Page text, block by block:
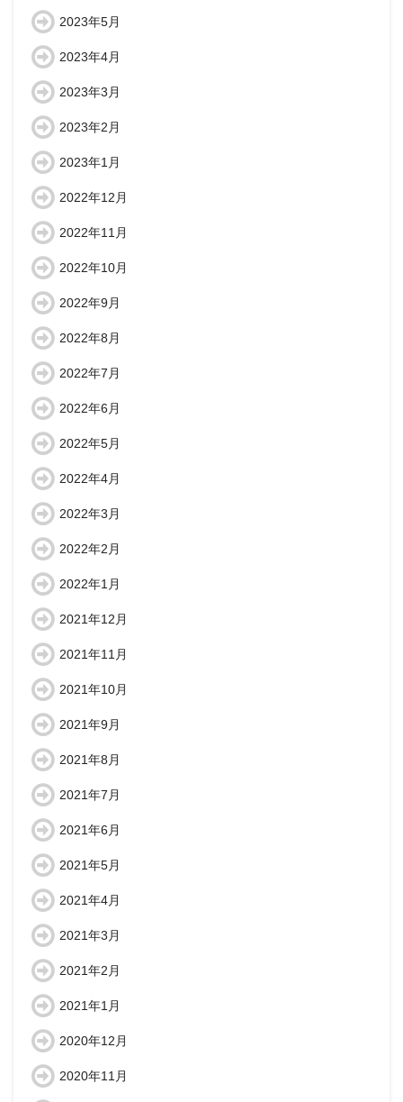
2023年5月
2023年4月
2023年3月
2023年2月
2023年1月
2022年12月
2022年11月
2022年10月
2022年9月
2022年8月
2022年7月
2022年6月
2022年5月
2022年4月
2022年3月
2022年2月
2022年1月
2021年12月
2021年11月
2021年10月
2021年9月
2021年8月
2021年7月
2021年6月
2021年5月
2021年4月
2021年3月
2021年2月
2021年1月
2020年12月
2020年11月